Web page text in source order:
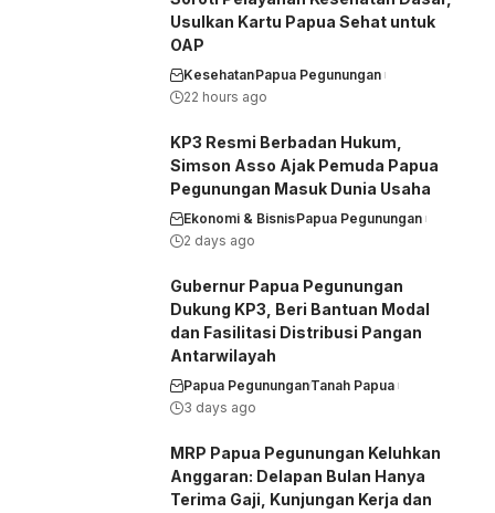
Usulkan Kartu Papua Sehat untuk
OAP
KesehatanPapua Pegunungan
22 hours ago
KP3 Resmi Berbadan Hukum,
Simson Asso Ajak Pemuda Papua
Pegunungan Masuk Dunia Usaha
Ekonomi & BisnisPapua Pegunungan
2 days ago
Gubernur Papua Pegunungan
Dukung KP3, Beri Bantuan Modal
dan Fasilitasi Distribusi Pangan
Antarwilayah
Papua PegununganTanah Papua
3 days ago
MRP Papua Pegunungan Keluhkan
Anggaran: Delapan Bulan Hanya
Terima Gaji, Kunjungan Kerja dan